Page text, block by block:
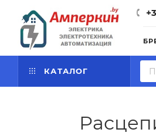
КАТАЛОГ